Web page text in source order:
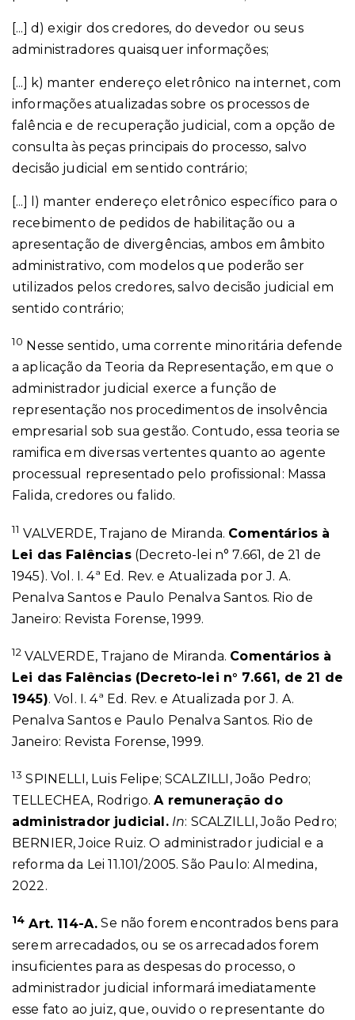
[...] d) exigir dos credores, do devedor ou seus
administradores quaisquer informações;
[...] k) manter endereço eletrônico na internet, com
informações atualizadas sobre os processos de
falência e de recuperação judicial, com a opção de
consulta às peças principais do processo, salvo
decisão judicial em sentido contrário;
[...] l) manter endereço eletrônico específico para o
recebimento de pedidos de habilitação ou a
apresentação de divergências, ambos em âmbito
administrativo, com modelos que poderão ser
utilizados pelos credores, salvo decisão judicial em
sentido contrário;
10 Nesse sentido, uma corrente minoritária defende
a aplicação da Teoria da Representação, em que o
administrador judicial exerce a função de
representação nos procedimentos de insolvência
empresarial sob sua gestão. Contudo, essa teoria se
ramifica em diversas vertentes quanto ao agente
processual representado pelo profissional: Massa
Falida, credores ou falido.
11 VALVERDE, Trajano de Miranda. Comentários à
Lei das Falências(Decreto-lei n° 7.661, de 21 de
1945). Vol. I. 4ª Ed. Rev. e Atualizada por J. A.
Penalva Santos e Paulo Penalva Santos. Rio de
Janeiro: Revista Forense, 1999.
12 VALVERDE, Trajano de Miranda. Comentários à
Lei das Falências (Decreto-lei n° 7.661, de 21 de
1945). Vol. I. 4ª Ed. Rev. e Atualizada por J. A.
Penalva Santos e Paulo Penalva Santos. Rio de
Janeiro: Revista Forense, 1999.
13 SPINELLI, Luis Felipe; SCALZILLI, João Pedro;
TELLECHEA, Rodrigo.A remuneração do
administrador judicial. In: SCALZILLI, João Pedro;
BERNIER, Joice Ruiz. O administrador judicial e a
reforma da Lei 11.101/2005. São Paulo: Almedina,
2022.
14 Art. 114-A. Se não forem encontrados bens para
serem arrecadados, ou se os arrecadados forem
insuficientes para as despesas do processo, o
administrador judicial informará imediatamente
esse fato ao juiz, que, ouvido o representante do